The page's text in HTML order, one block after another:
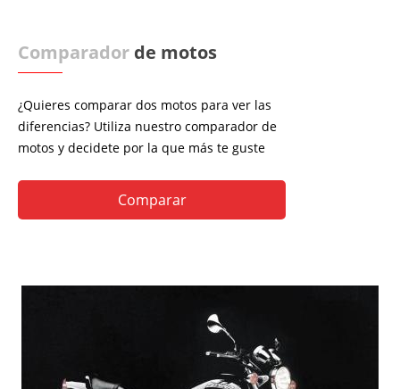
Comparador de motos
¿Quieres comparar dos motos para ver las
diferencias? Utiliza nuestro comparador de
motos y decidete por la que más te guste
Comparar